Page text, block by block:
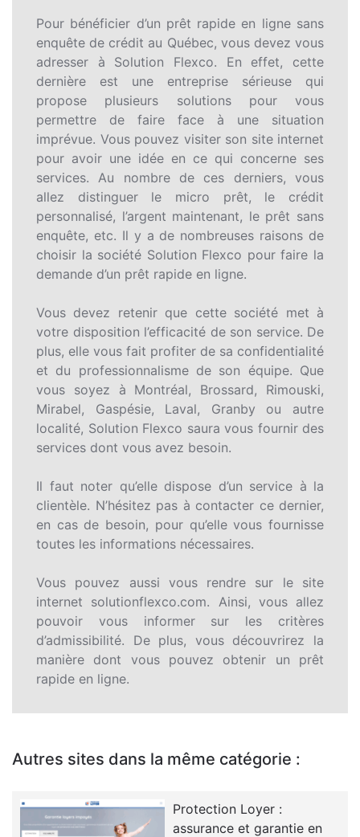
Pour bénéficier d’un prêt rapide en ligne sans
enquête de crédit au Québec, vous devez vous
adresser à Solution Flexco. En effet, cette
dernière est une entreprise sérieuse qui
propose plusieurs solutions pour vous
permettre de faire face à une situation
imprévue. Vous pouvez visiter son site internet
pour avoir une idée en ce qui concerne ses
services. Au nombre de ces derniers, vous
allez distinguer le micro prêt, le crédit
personnalisé, l’argent maintenant, le prêt sans
enquête, etc. Il y a de nombreuses raisons de
choisir la société Solution Flexco pour faire la
demande d’un prêt rapide en ligne.
Vous devez retenir que cette société met à
votre disposition l’efficacité de son service. De
plus, elle vous fait profiter de sa confidentialité
et du professionnalisme de son équipe. Que
vous soyez à Montréal, Brossard, Rimouski,
Mirabel, Gaspésie, Laval, Granby ou autre
localité, Solution Flexco saura vous fournir des
services dont vous avez besoin.
Il faut noter qu’elle dispose d’un service à la
clientèle. N’hésitez pas à contacter ce dernier,
en cas de besoin, pour qu’elle vous fournisse
toutes les informations nécessaires.
Vous pouvez aussi vous rendre sur le site
internet solutionflexco.com. Ainsi, vous allez
pouvoir vous informer sur les critères
d’admissibilité. De plus, vous découvrirez la
manière dont vous pouvez obtenir un prêt
rapide en ligne.
Autres sites dans la même catégorie :
Protection Loyer :
assurance et garantie en